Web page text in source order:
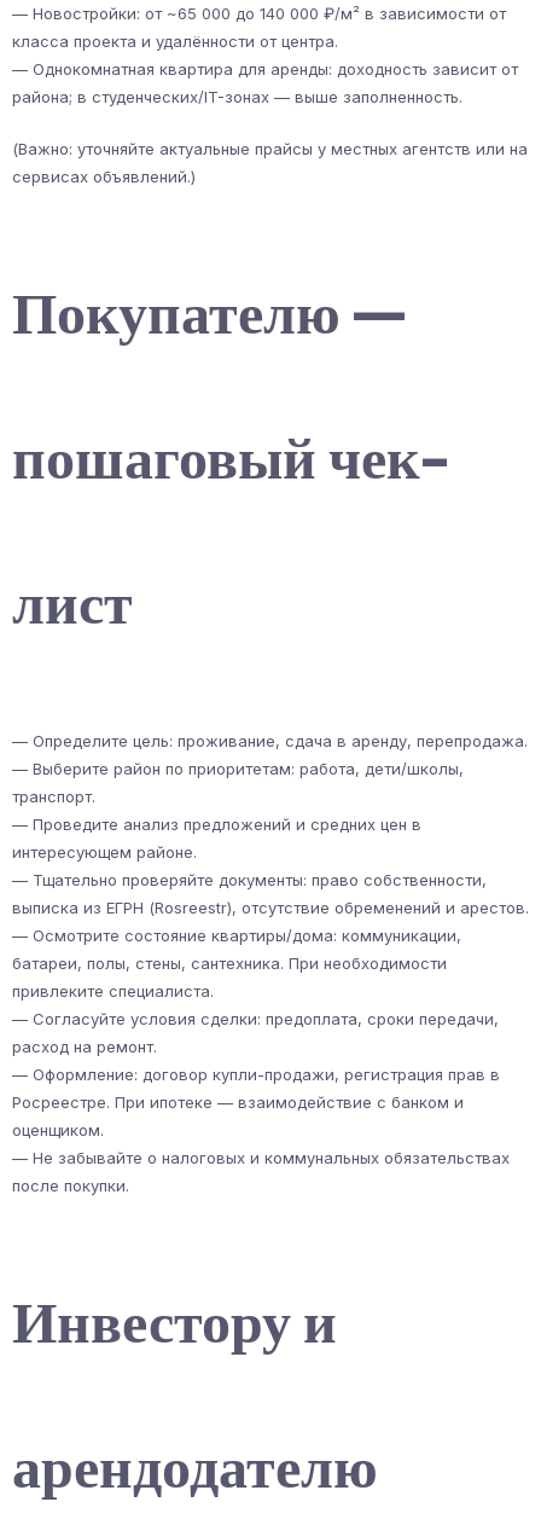
— Новостройки: от ~65 000 до 140 000 ₽/м² в зависимости от
класса проекта и удалённости от центра.
— Однокомнатная квартира для аренды: доходность зависит от
района; в студенческих/IT-зонах — выше заполненность.
(Важно: уточняйте актуальные прайсы у местных агентств или на
сервисах объявлений.)
Покупателю —
пошаговый чек-
лист
— Определите цель: проживание, сдача в аренду, перепродажа.
— Выберите район по приоритетам: работа, дети/школы,
транспорт.
— Проведите анализ предложений и средних цен в
интересующем районе.
— Тщательно проверяйте документы: право собственности,
выписка из ЕГРН (Rosreestr), отсутствие обременений и арестов.
— Осмотрите состояние квартиры/дома: коммуникации,
батареи, полы, стены, сантехника. При необходимости
привлеките специалиста.
— Согласуйте условия сделки: предоплата, сроки передачи,
расход на ремонт.
— Оформление: договор купли-продажи, регистрация прав в
Росреестре. При ипотеке — взаимодействие с банком и
оценщиком.
— Не забывайте о налоговых и коммунальных обязательствах
после покупки.
Инвестору и
арендодателю